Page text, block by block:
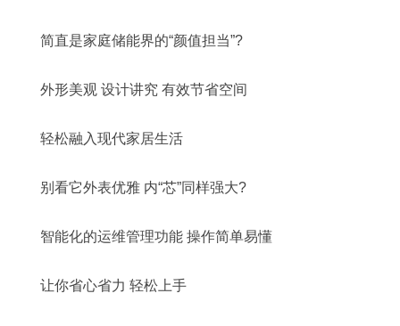
简直是家庭储能界的“颜值担当”?
外形美观 设计讲究 有效节省空间
轻松融入现代家居生活
别看它外表优雅 内“芯”同样强大?
智能化的运维管理功能 操作简单易懂
让你省心省力 轻松上手